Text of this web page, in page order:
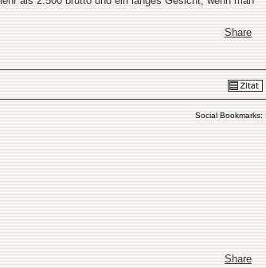
Share
Social Bookmarks:
Share